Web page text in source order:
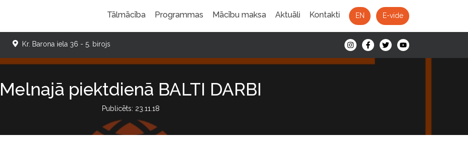
Tālmācība Programmas Mācību maksa Aktuāli Kontakti EN E-vide
Kr. Barona iela 36 - 5. birojs
Melnajā piektdienā BALTI DARBI
Publicēts: 23.11.18